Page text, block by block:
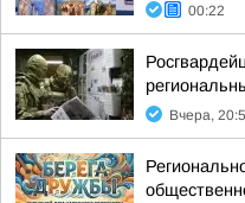
00:22
Вчера,